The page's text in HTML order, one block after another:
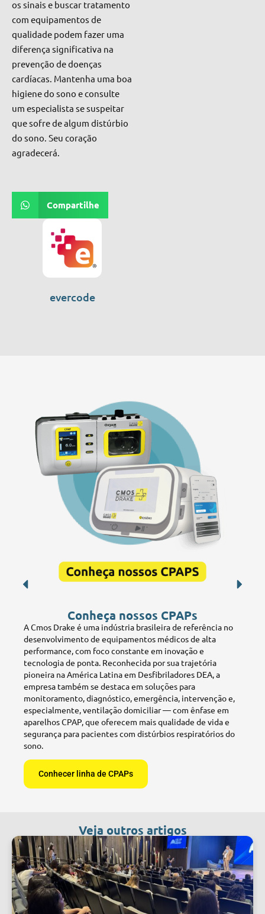
os sinais e buscar tratamento
com equipamentos de
qualidade podem fazer uma
diferença significativa na
prevenção de doenças
cardíacas. Mantenha uma boa
higiene do sono e consulte
um especialista se suspeitar
que sofre de algum distúrbio
do sono. Seu coração
agradecerá.
Compartilhe
evercode
Conheça nossos CPAPs
A Cmos Drake é uma indústria brasileira de referência no
desenvolvimento de equipamentos médicos de alta
performance, com foco constante em inovação e
tecnologia de ponta. Reconhecida por sua trajetória
pioneira na América Latina em Desfibriladores DEA, a
empresa também se destaca em soluções para
monitoramento, diagnóstico, emergência, intervenção e,
especialmente, ventilação domiciliar — com ênfase em
aparelhos CPAP, que oferecem mais qualidade de vida e
segurança para pacientes com distúrbios respiratórios do
sono.
Conhecer linha de CPAPs
Veja outros artigos